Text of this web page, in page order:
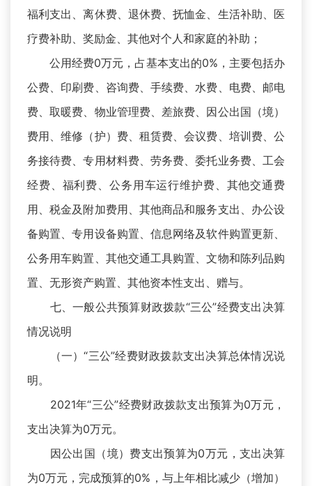
福利支出、离休费、退休费、抚恤金、生活补助、医
疗费补助、奖励金、其他对个人和家庭的补助；
公用经费0万元，占基本支出的0%，主要包括办
公费、印刷费、咨询费、手续费、水费、电费、邮电
费、取暖费、物业管理费、差旅费、因公出国（境）
费用、维修（护）费、租赁费、会议费、培训费、公
务接待费、专用材料费、劳务费、委托业务费、工会
经费、福利费、公务用车运行维护费、其他交通费
用、税金及附加费用、其他商品和服务支出、办公设
备购置、专用设备购置、信息网络及软件购置更新、
公务用车购置、其他交通工具购置、文物和陈列品购
置、无形资产购置、其他资本性支出、赠与。
七、一般公共预算财政拨款“三公”经费支出决算
情况说明
（一）“三公”经费财政拨款支出决算总体情况说
明。
2021年“三公”经费财政拨款支出预算为0万元，
支出决算为0万元。
因公出国（境）费支出预算为0万元，支出决算
为0万元，完成预算的0%，与上年相比减少（增加）